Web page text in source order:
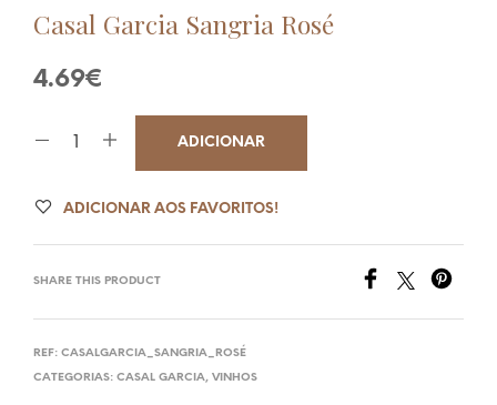
Casal Garcia Sangria Rosé
4.69€
ADICIONAR
ADICIONAR AOS FAVORITOS!
SHARE THIS PRODUCT
REF: CASALGARCIA_SANGRIA_ROSÉ
CATEGORIAS: CASAL GARCIA, VINHOS